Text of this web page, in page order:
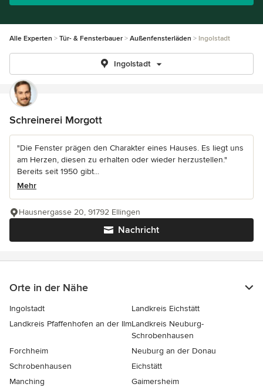
Alle Experten Tür- & Fensterbauer Außenfensterläden Ingolstadt
Ingolstadt
Schreinerei Morgott
"Die Fenster prägen den Charakter eines Hauses. Es liegt uns
am Herzen, diesen zu erhalten oder wieder herzustellen."
Bereits seit 1950 gibt...
Mehr
Nachricht
Hausnergasse 20, 91792 Ellingen
Orte in der Nähe
Ingolstadt
Landkreis Eichstätt
Landkreis Pfaffenhofen an der IlmLandkreis Neuburg-
Schrobenhausen
Forchheim
Neuburg an der Donau
Schrobenhausen
Eichstätt
Manching
Gaimersheim